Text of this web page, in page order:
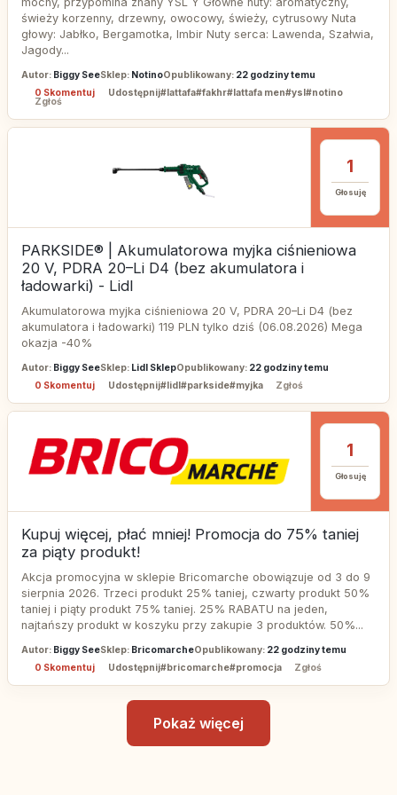
świeży korzenny, drzewny, owocowy, świeży, cytrusowy Nuta
głowy: Jabłko, Bergamotka, Imbir Nuty serca: Lawenda, Szałwia,
Jagody...
Autor: Biggy SeeSklep: NotinoOpublikowany: 22 godziny temu
0 Skomentuj Udostępnij#lattafa#fakhr#lattafa men#ysl#notino
Zgłoś
1
Głosuję
PARKSIDE® | Akumulatorowa myjka ciśnieniowa
20 V, PDRA 20–Li D4 (bez akumulatora i
ładowarki) - Lidl
Akumulatorowa myjka ciśnieniowa 20 V, PDRA 20–Li D4 (bez
akumulatora i ładowarki) 119 PLN tylko dziś (06.08.2026) Mega
okazja -40%
Autor: Biggy SeeSklep: Lidl SklepOpublikowany: 22 godziny temu
0 Skomentuj Udostępnij#lidl#parkside#myjka Zgłoś
1
Głosuję
Kupuj więcej, płać mniej! Promocja do 75% taniej
za piąty produkt!
Akcja promocyjna w sklepie Bricomarche obowiązuje od 3 do 9
sierpnia 2026. Trzeci produkt 25% taniej, czwarty produkt 50%
taniej i piąty produkt 75% taniej. 25% RABATU na jeden,
najtańszy produkt w koszyku przy zakupie 3 produktów. 50%...
Autor: Biggy SeeSklep: BricomarcheOpublikowany: 22 godziny temu
0 Skomentuj Udostępnij#bricomarche#promocja Zgłoś
Pokaż więcej